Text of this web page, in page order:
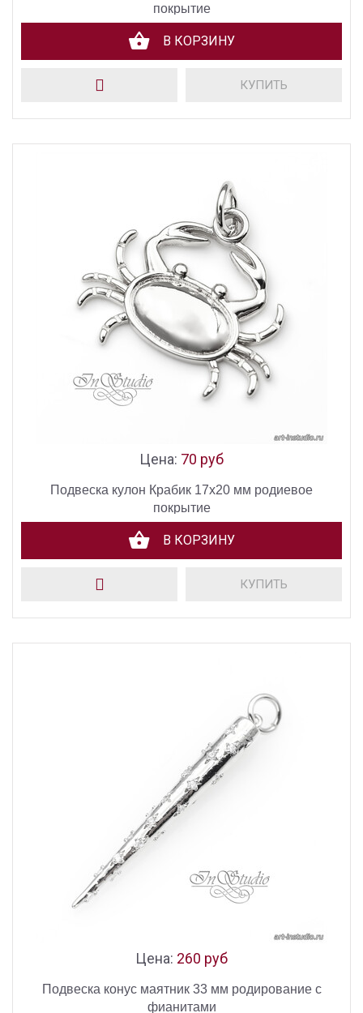
покрытие
В КОРЗИНУ
КУПИТЬ
Цена: 70 руб
Подвеска кулон Крабик 17х20 мм родиевое
покрытие
В КОРЗИНУ
КУПИТЬ
Цена: 260 руб
Подвеска конус маятник 33 мм родирование с
фианитами